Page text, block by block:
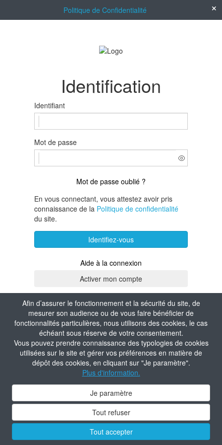
Afin d’assurer le fonctionnement et la sécurité du site, de
mesurer son audience ou de vous faire bénéficier de
fonctionnalités particulières, nous utilisons des cookies, le cas
échéant sous réserve de votre consentement.
Vous pouvez prendre connaissance des typologies de cookies
utilisées sur le site et gérer vos préférences en matière de
dépôt des cookies, en cliquant sur "Je paramètre".
Plus d'information.
Je paramètre
Tout refuser
Tout accepter
Politique de Confidentialité
Identification
Identifiant
Mot de passe
Mot de passe oublié ?
En vous connectant, vous attestez avoir pris
connaissance de la Politique de confidentialité
du site.
Identifiez-vous
Aide à la connexion